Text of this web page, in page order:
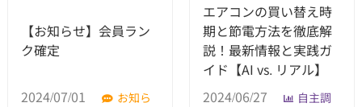
【お知らせ】会員ラン
ク確定
2024/07/01
お知ら
エアコンの買い替え時
期と節電方法を徹底解
説！最新情報と実践ガ
イド【AI vs. リアル】
2024/06/27
自主調